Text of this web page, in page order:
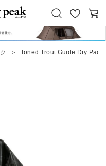
お
気
カ
＞ Toned Trout Guide Dry Pack